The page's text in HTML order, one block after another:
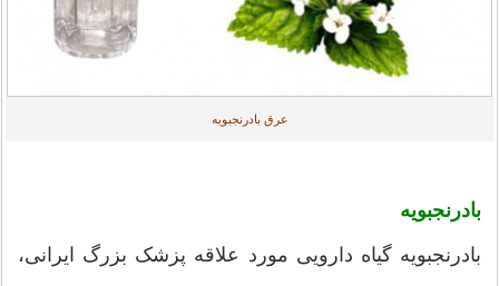
عرق بادرنجبویه
بادرنجبویه
بادرنجبویه گیاه دارویی مورد علاقه پزشک بزرگ ایرانی،